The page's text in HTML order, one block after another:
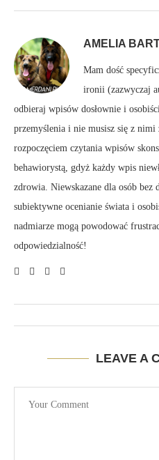
AMELIA
Mam dość
ironii (zazwyczaj
odbieraj wpisów dosłownie i
przemyślenia i nie musisz się z nimi
rozpoczęciem czytania wpisów
behawiorystą, gdyż każdy wpis
zdrowia. Niewskazane dla osób bez
subiektywne ocenianie świata i
nadmiarze mogą powodować
odpowiedzialność!
LEAVE A